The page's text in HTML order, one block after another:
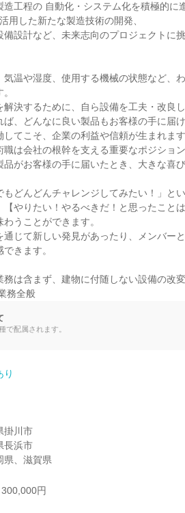
工程の 自動化・システム化を積極的に
用した新たな製造技術の開発、
設計など、未来志向のプロジェクトに挑
気温や湿度、使用する機械の状態など、
決するために、自ら設備を工夫・改良
ば、どんなに良い製品もお客様の手に届
てこそ、企業の利益や信頼が生まれます
職は会社の根幹を支える重要なポジション
品がお客様の手に届いたとき、大きな喜び
もどんどんチャレンジしてみたい！」と
【やりたい！やるべきだ！と思ったこと
うことができます。
通じて新しい発見があったり、メンバー
きます。
は含まず、建物に付随しない設備の改変
務全般
で配属されます。
り
掛川市
長浜市
県、滋賀県
円